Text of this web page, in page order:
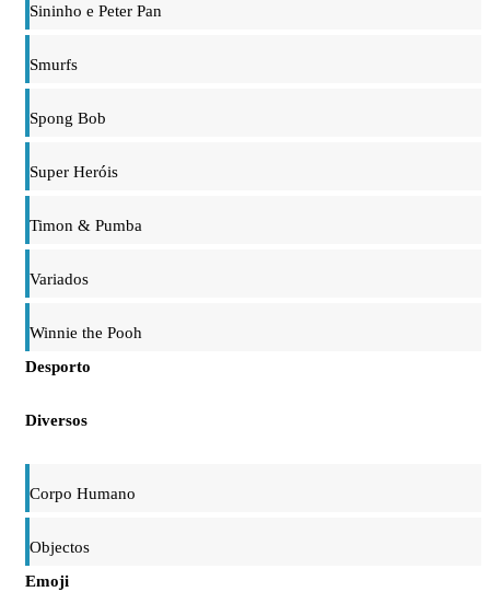
Sininho e Peter Pan
Smurfs
Spong Bob
Super Heróis
Timon & Pumba
Variados
Winnie the Pooh
Desporto
Diversos
Corpo Humano
Objectos
Emoji